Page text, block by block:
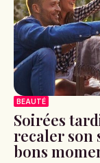
BEAUTÉ
Soirées
recaler son
bons